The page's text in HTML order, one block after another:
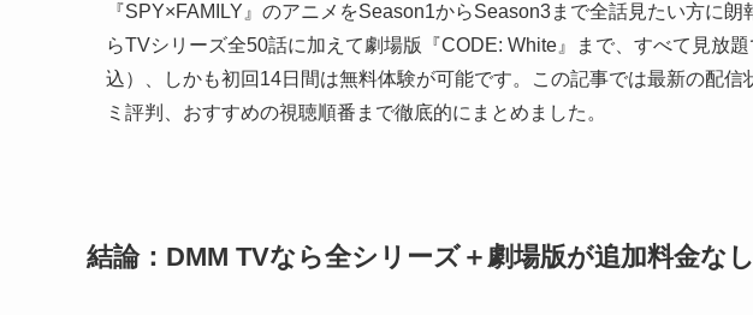
『SPY×FAMILY』のアニメをSeason1からSeason3まで全話見たい方に
らTVシリーズ全50話に加えて劇場版『CODE: White』まで、すべて見放
込）、しかも初回14日間は無料体験が可能です。この記事では最新の配信
ミ評判、おすすめの視聴順番まで徹底的にまとめました。
結論：DMM TVなら全シリーズ＋劇場版が追加料金な